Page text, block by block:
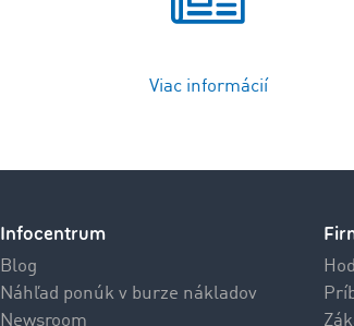
Viac informácií
Infocentrum
Blog
Náhľad ponúk v burze nákladov
Newsroom